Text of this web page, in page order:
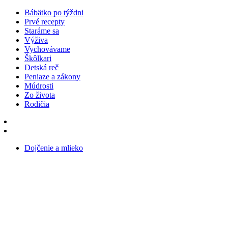
Bábätko po týždni
Prvé recepty
Staráme sa
Výživa
Vychovávame
Škôlkari
Detská reč
Peniaze a zákony
Múdrosti
Zo života
Rodičia
Dojčenie a mlieko